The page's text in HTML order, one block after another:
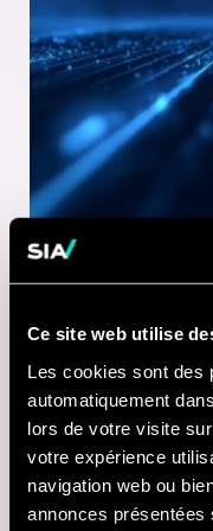
Ce site web utilise
Les cookies sont des
automatiquement
lors de votre visite
votre expérience
navigation web ou
annonces présentées
sa